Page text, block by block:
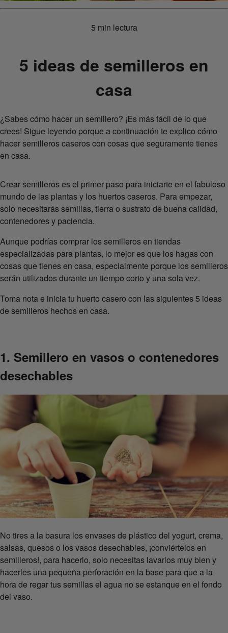
5 min lectura
5 ideas de semilleros en
casa
¿Sabes cómo hacer un semillero? ¡Es más fácil de lo que
crees! Sigue leyendo porque a continuación te explico cómo
hacer semilleros caseros con cosas que seguramente tienes
en casa.
Crear semilleros es el primer paso para iniciarte en el fabuloso
mundo de las plantas y los huertos caseros. Para empezar,
solo necesitarás semillas, tierra o sustrato de buena calidad,
contenedores y paciencia.
Aunque podrías comprar los semilleros en tiendas
especializadas para plantas, lo mejor es que los hagas con
cosas que tienes en casa, especialmente porque los semilleros
serán utilizados durante un tiempo corto y una sola vez.
Toma nota e inicia tu huerto casero con las siguientes 5 ideas
de semilleros hechos en casa.
1. Semillero en vasos o contenedores
desechables
No tires a la basura los envases de plástico del yogurt, crema,
salsas, quesos o los vasos desechables, ¡conviértelos en
semilleros!, para hacerlo, solo necesitas lavarlos muy bien y
hacerles una pequeña perforación en la base para que a la
hora de regar tus semillas el agua no se estanque en el fondo
del vaso.